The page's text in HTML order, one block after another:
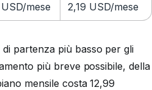
/mese 2,19 USD/mese
partenza più basso per gli
più breve possibile, della
mensile costa 12,99